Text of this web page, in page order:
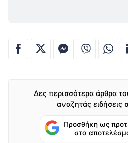
Δες περισσότερα άρθρα
αναζητάς ειδήσεις
Προσθήκη ως
στα